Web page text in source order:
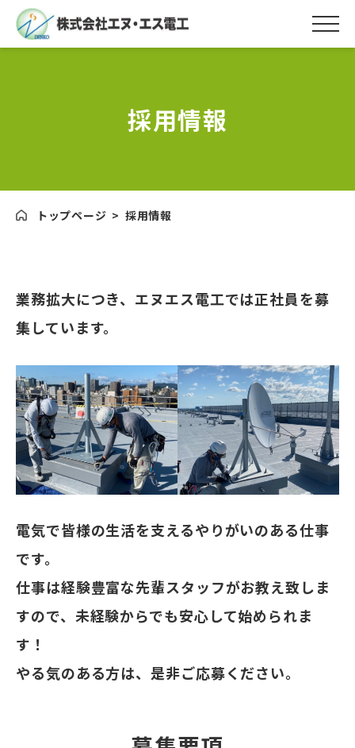
採用情報
トップページ > 採用情報
業務拡大につき、エヌエス電工では正社員を募
集しています。
電気で皆様の生活を支えるやりがいのある仕事
です。
仕事は経験豊富な先輩スタッフがお教え致しま
すので、未経験からでも安心して始められま
す！
やる気のある方は、是非ご応募ください。